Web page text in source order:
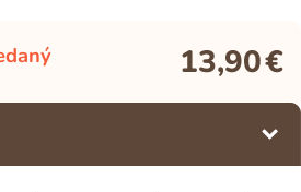
13,90€